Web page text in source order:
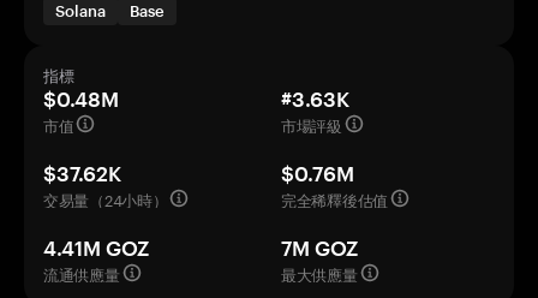
Solana
Base
指標
$0.48M
市值
#3.63K
市場評級
$37.62K
交易量（24小時）
$0.76M
完全稀釋後估值
4.41M GOZ
流通供應量
7M GOZ
最大供應量